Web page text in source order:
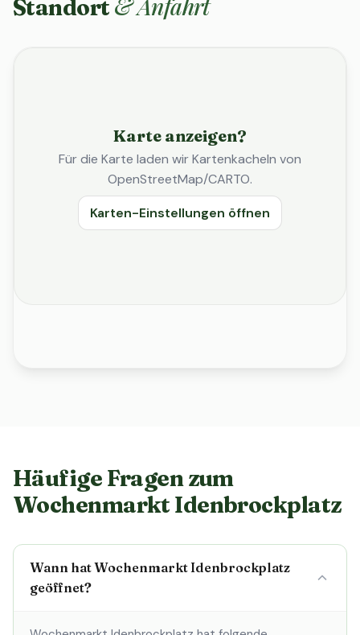
Standort & Anfahrt
Karte anzeigen?
Für die Karte laden wir Kartenkacheln von
OpenStreetMap/CARTO.
Karten-Einstellungen öffnen
Häufige Fragen zum
Wochenmarkt Idenbrockplatz
Wann hat Wochenmarkt Idenbrockplatz
geöffnet?